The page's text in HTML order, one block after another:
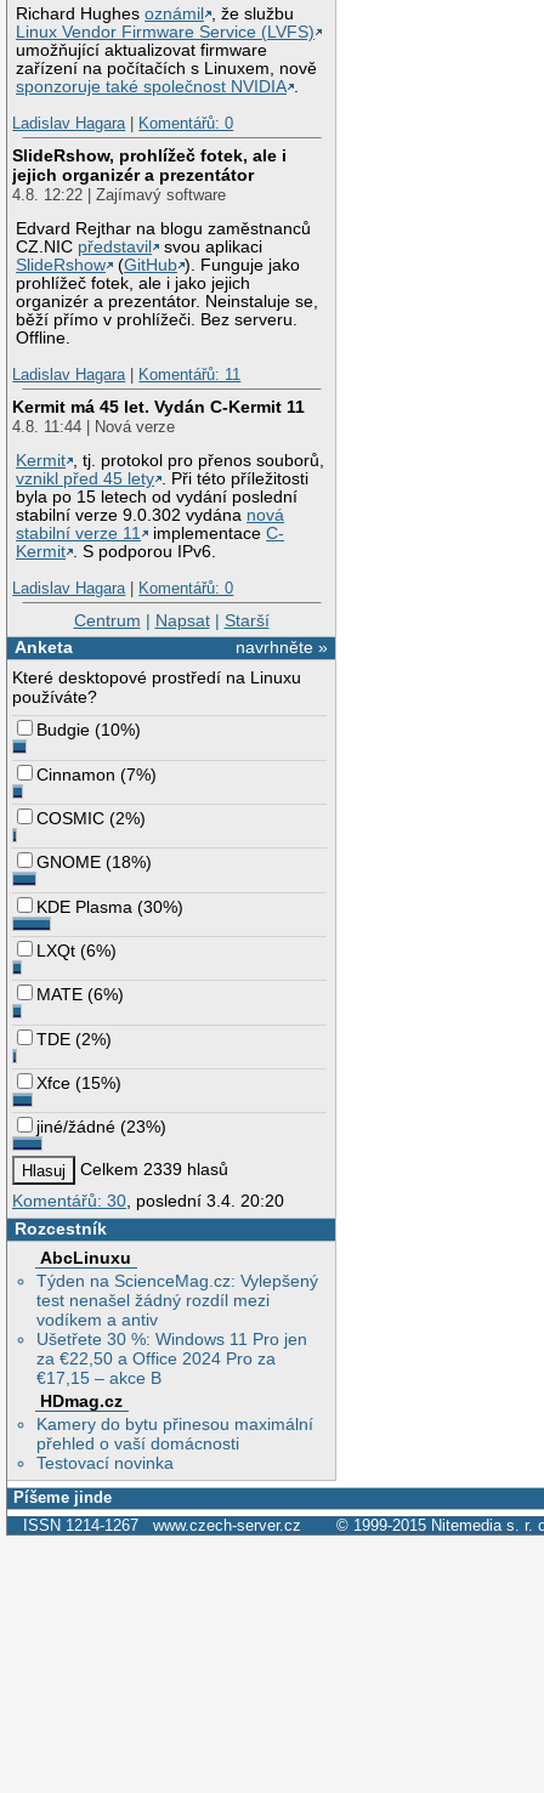
Richard Hughesoznámil
, že službu
Linux Vendor Firmware Service (LVFS)
umožňující aktualizovat firmware
zařízení na počítačích s Linuxem, nově
sponzoruje také společnost NVIDIA .
Ladislav Hagara| Komentářů: 0
SlideRshow, prohlížeč fotek, ale i
jejich organizér a prezentátor
4.8. 12:22 | Zajímavý software
Edvard Rejthar na blogu zaměstnanců
CZ.NIC představil
svou aplikaci
SlideRshow
(GitHub ). Funguje jako
prohlížeč fotek, ale i jako jejich
organizér a prezentátor. Neinstaluje se,
běží přímo v prohlížeči. Bez serveru.
Offline.
Ladislav Hagara| Komentářů: 11
Kermit má 45 let. Vydán C-Kermit 11
4.8. 11:44 | Nová verze
Kermit , tj. protokol pro přenos souborů,
vznikl před 45 lety . Při této příležitosti
byla po 15 letech od vydání poslední
stabilní verze 9.0.302 vydána nová
stabilní verze 11
implementaceC-
Kermit . S podporou IPv6.
Ladislav Hagara| Komentářů: 0
Centrum | Napsat| Starší
navrhněte »
Anketa
Které desktopové prostředí na Linuxu
používáte?
Budgie (10%)
Cinnamon (7%)
COSMIC (2%)
GNOME (18%)
KDE Plasma (30%)
LXQt (6%)
MATE (6%)
TDE (2%)
Xfce (15%)
jiné/žádné (23%)
Celkem 2339 hlasů
Komentářů: 30 , poslední 3.4. 20:20
Rozcestník
AbcLinuxu
Týden na ScienceMag.cz: Vylepšený
test nenašel žádný rozdíl mezi
vodíkem a antiv
Ušetřete 30 %: Windows 11 Pro jen
za €22,50 a Office 2024 Pro za
€17,15 – akce B
HDmag.cz
Kamery do bytu přinesou maximální
přehled o vaší domácnosti
Testovací novinka
Píšeme jinde
ISSN 1214-1267 www.czech-server.cz © 1999-2015 Nitemedia s. r.